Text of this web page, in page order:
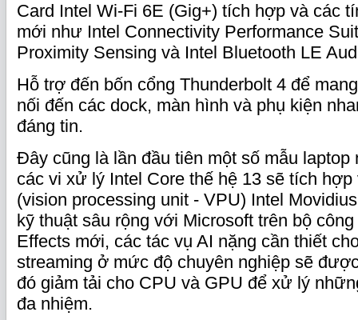
Card Intel Wi-Fi 6E (Gig+) tích hợp và các
mới như Intel Connectivity Performance
Proximity Sensing và Intel Bluetooth LE
Hỗ trợ đến bốn cổng Thunderbolt 4 để
nối đến các dock, màn hình và phụ kiện
đáng tin.
Đây cũng là lần đầu tiên một số mẫu laptop
các vi xử lý Intel Core thế hệ 13 sẽ tích
(vision processing unit - VPU) Intel
kỹ thuật sâu rộng với Microsoft trên bộ
Effects mới, các tác vụ AI nặng cần thiết
streaming ở mức độ chuyên nghiệp sẽ
đó giảm tải cho CPU và GPU để xử lý
đa nhiệm.